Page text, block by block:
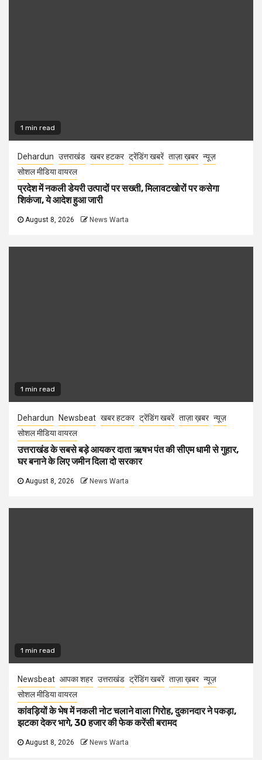
1 min read
Dehardun उत्तराखंड खबर हटकर ट्रेंडिंग खबरें ताज़ा ख़बर न्यूज़
सोशल मीडिया वायरल
प्रदेश में नकली डेयरी उत्पादों पर सख्ती, मिलावटखोरों पर कसेगा
शिकंजा, ये आदेश हुआ जारी
August 8, 2026 News Warta
1 min read
Dehardun Newsbeat खबर हटकर ट्रेंडिंग खबरें ताज़ा ख़बर न्यूज़
सोशल मीडिया वायरल
उत्तराखंड के सबसे बड़े आयकर दाता ऋषभ पंत की सीएम धामी से गुहार,
घर बनाने के लिए जमीन दिला दो सरकार
August 8, 2026 News Warta
1 min read
Newsbeat आपका शहर उत्तराखंड ट्रेंडिंग खबरें ताज़ा ख़बर न्यूज़
सोशल मीडिया वायरल
कांवड़ियों के भेष में नकली नोट चलाने वाला गिरोह, दुकानदार ने पकड़ा,
झटका देकर भागे, 30 हजार की फेक करेंसी बरामद
August 8, 2026 News Warta